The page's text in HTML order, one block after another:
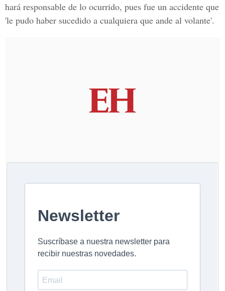
hará responsable de lo ocurrido, pues fue un accidente que
'le pudo haber sucedido a cualquiera que ande al volante'.